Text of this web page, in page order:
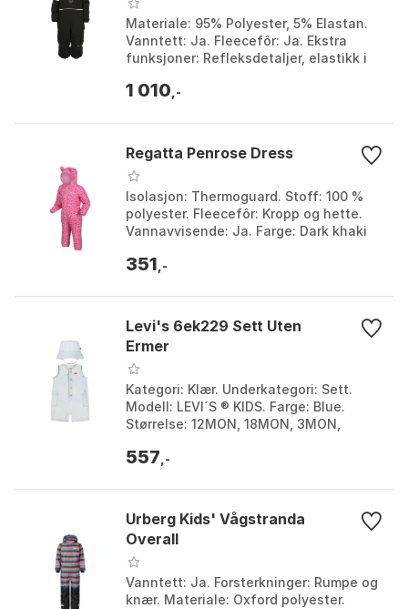
Materiale: 95% Polyester, 5% Elastan.
Vanntett: Ja. Fleecefôr: Ja. Ekstra
funksjoner: Refleksdetaljer, elastikk i
glidelåser. F...
1 010 ,-
Regatta Penrose Dress
Isolasjon: Thermoguard. Stoff: 100 %
polyester. Fleecefôr: Kropp og hette.
Vannavvisende: Ja. Farge: Dark khaki
leopard /...
351 ,-
Levi's 6ek229 Sett Uten
Ermer
Kategori: Klær. Underkategori: Sett.
Modell: LEVI´S ® KIDS. Farge: Blue.
Størrelse: 12MON, 18MON, 3MON,
557 ,-
Urberg Kids' Vågstranda
Overall
Vanntett: Ja. Forsterkninger: Rumpe og
knær. Materiale: Oxford polyester.